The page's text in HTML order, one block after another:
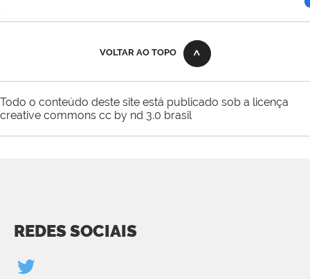
VOLTAR AO TOPO
Todo o conteúdo deste site está publicado sob a licença
creative commons cc by nd 3.0 brasil
REDES SOCIAIS